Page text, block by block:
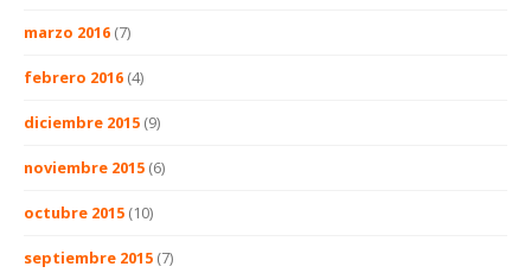
marzo 2016 (7)
febrero 2016 (4)
diciembre 2015 (9)
noviembre 2015 (6)
octubre 2015 (10)
septiembre 2015 (7)